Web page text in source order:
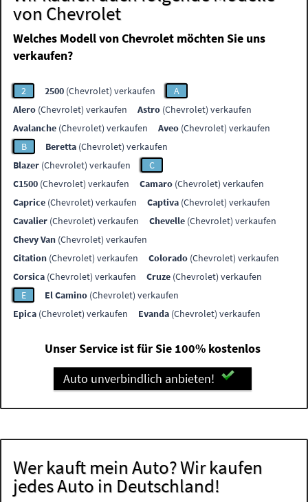
von Chevrolet
Welches Modell von Chevrolet möchten Sie uns
verkaufen?
2 2500 (Chevrolet) verkaufen
A
Alero (Chevrolet) verkaufen Astro (Chevrolet) verkaufen
Avalanche (Chevrolet) verkaufen Aveo (Chevrolet) verkaufen
B
Beretta (Chevrolet) verkaufen
Blazer (Chevrolet) verkaufen
C
C1500 (Chevrolet) verkaufen Camaro (Chevrolet) verkaufen
Caprice (Chevrolet) verkaufen Captiva (Chevrolet) verkaufen
Cavalier (Chevrolet) verkaufen Chevelle (Chevrolet) verkaufen
Chevy Van (Chevrolet) verkaufen
Citation (Chevrolet) verkaufen Colorado (Chevrolet) verkaufen
Corsica (Chevrolet) verkaufen Cruze (Chevrolet) verkaufen
E
El Camino (Chevrolet) verkaufen
Epica (Chevrolet) verkaufen Evanda (Chevrolet) verkaufen
Unser Service ist für Sie 100% kostenlos
Auto unverbindlich anbieten!
Wer kauft mein Auto? Wir kaufen
jedes Auto in Deutschland!